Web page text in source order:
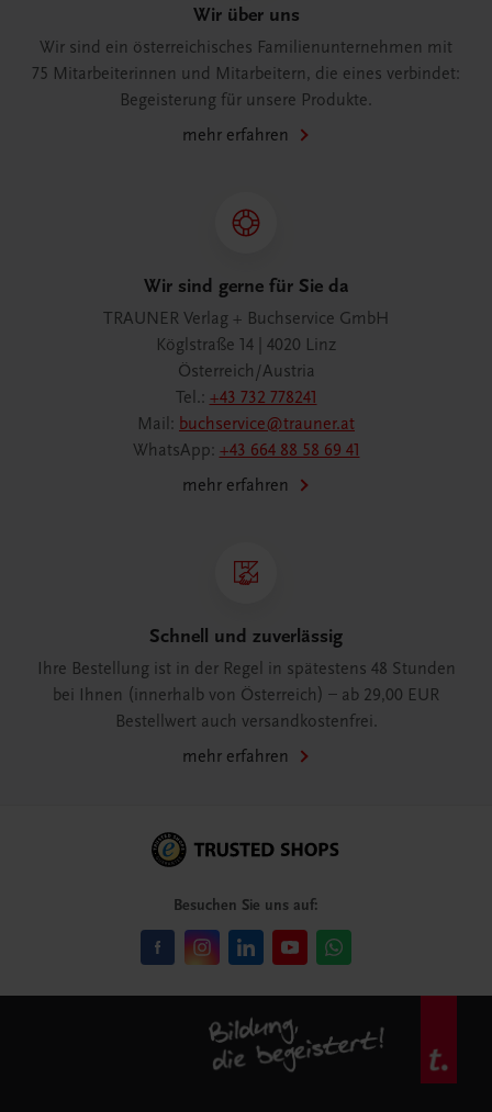
Wir über uns
Wir sind ein österreichisches Familienunternehmen mit
75 Mitarbeiterinnen und Mitarbeitern, die eines verbindet:
Begeisterung für unsere Produkte.
mehr erfahren
Wir sind gerne für Sie da
TRAUNER Verlag + Buchservice GmbH
Köglstraße 14 | 4020 Linz
Österreich/Austria
Tel.: +43 732 778241
Mail: buchservice@trauner.at
WhatsApp: +43 664 88 58 69 41
mehr erfahren
Schnell und zuverlässig
Ihre Bestellung ist in der Regel in spätestens 48 Stunden
bei Ihnen (innerhalb von Österreich) – ab 29,00 EUR
Bestellwert auch versandkostenfrei.
mehr erfahren
Besuchen Sie uns auf: